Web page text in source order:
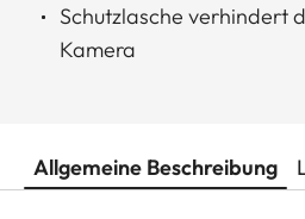
Schutzlasche verhindert
Kamera
Allgemeine Beschreibung